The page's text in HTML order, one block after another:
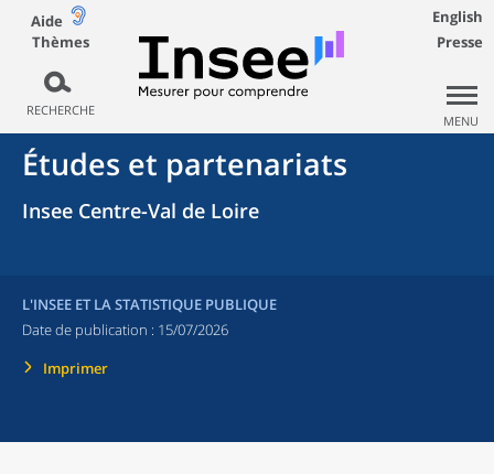
Aide
Thèmes
RECHERCHE
English
Presse
MENU
Études et partenariats
Insee Centre-Val de Loire
L'INSEE ET LA STATISTIQUE PUBLIQUE
Date de publication : 15/07/2026
Imprimer